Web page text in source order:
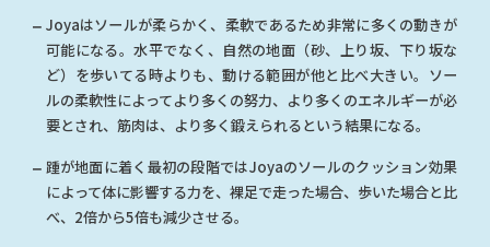
Joyaはソールが柔らかく、柔軟であるため非常に多くの動きが
可能になる。水平でなく、自然の地面（砂、上り坂、下り坂な
ど）を歩いてる時よりも、動ける範囲が他と比べ大きい。ソー
ルの柔軟性によってより多くの努力、より多くのエネルギーが必
要とされ、筋肉は、より多く鍛えられるという結果になる。
踵が地面に着く最初の段階ではJoyaのソールのクッション効果
によって体に影響する力を、裸足で走った場合、歩いた場合と比
べ、2倍から5倍も減少させる。